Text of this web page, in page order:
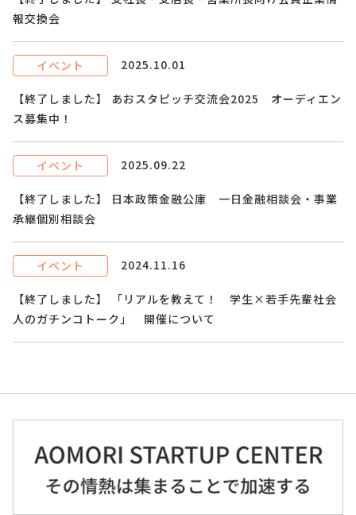
報交換会
イベント 2025.10.01
【終了しました】 あおスタピッチ交流会2025 オーディエン
ス募集中！
イベント 2025.09.22
【終了しました】 日本政策金融公庫 一日金融相談会・事業
承継個別相談会
イベント 2024.11.16
【終了しました】 「リアルを教えて！ 学生×若手先輩社会
人のガチンコトーク」 開催について